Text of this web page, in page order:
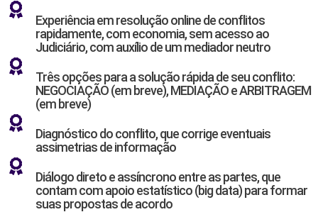
Experiência em resolução online de conflitos
rapidamente, com economia, sem acesso ao
Judiciário, com auxílio de um mediador neutro
Três opções para a solução rápida de seu conflito:
NEGOCIAÇÃO (em breve),MEDIAÇÃOe ARBITRAGEM
(em breve)
Diagnóstico do conflito, que corrige eventuais
assimetrias de informação
Diálogo direto e assíncrono entre as partes, que
contam com apoio estatístico (big data) para formar
suas propostas de acordo